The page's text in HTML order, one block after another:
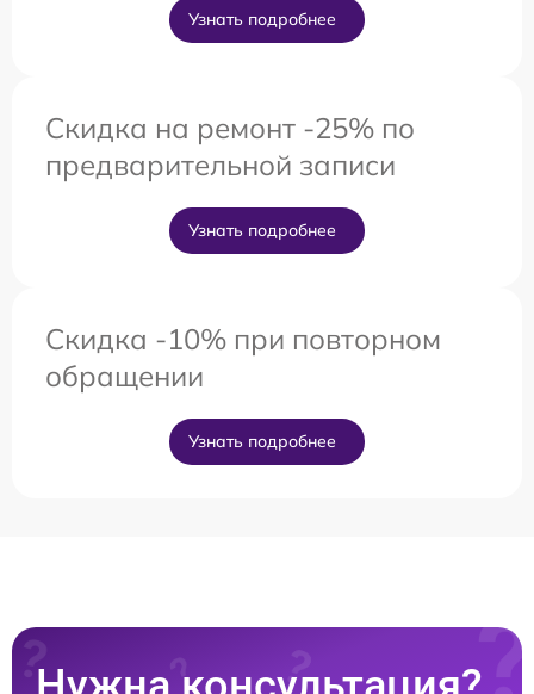
Узнать подробнее
Скидка на ремонт -25% по
предварительной записи
Узнать подробнее
Скидка -10% при повторном
обращении
Узнать подробнее